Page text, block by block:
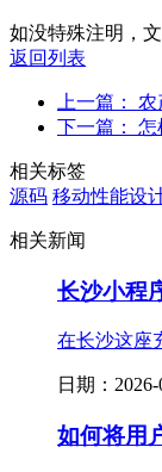
如没特殊注明，文
返回列表
上一篇：
下一篇： 怎
相关标签
源码 移动性能设
相关新闻
长沙小程
在长沙这座
日期：
如何将用